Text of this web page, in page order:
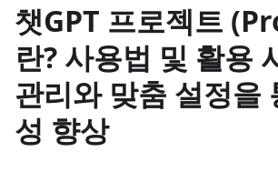
챗GPT 프로젝트
란? 사용법 및 활용
관리와 맞춤 설정을
성 향상